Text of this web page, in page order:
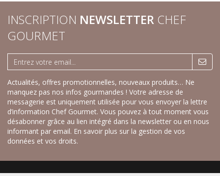
INSCRIPTION NEWSLETTER CHEF
GOURMET
Actualités, offres promotionnelles, nouveaux produits… Ne
manquez pas nos infos gourmandes ! Votre adresse de
messagerie est uniquement utilisée pour vous envoyer la lettre
d’information Chef Gourmet. Vous pouvez à tout moment vous
désabonner grâce au lien intégré dans la newsletter ou en nous
informant par email. En savoir plus sur la gestion de vos
données et vos droits.